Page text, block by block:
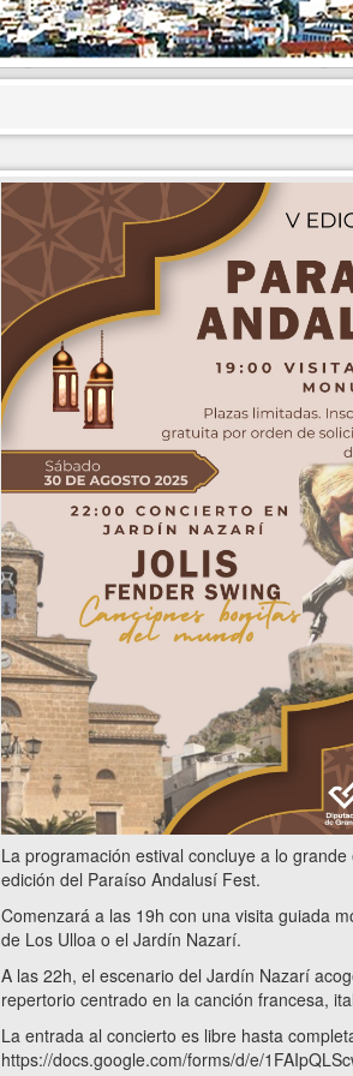
La programación estival concluye a lo
edición del Paraíso Andalusí Fest.
Comenzará a las 19h con una visita guiada
de Los Ulloa o el Jardín Nazarí.
A las 22h, el escenario del Jardín Nazarí
repertorio centrado en la canción francesa,
La entrada al concierto es libre hasta
https://docs.google.com/forms/d/e/